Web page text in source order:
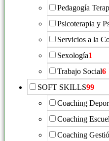
Pedagogía
Psicoterapia y
Servicios a la
Sexología1
Trabajo Social6
SOFT SKILLS99
Coaching
Coaching
Coaching